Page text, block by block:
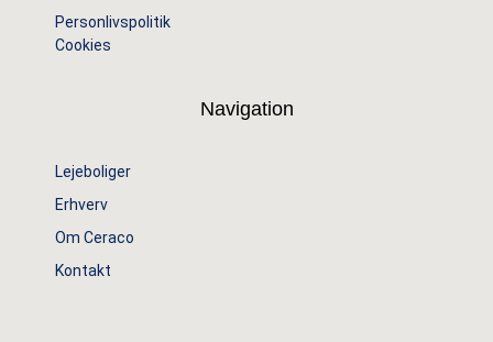
Personlivspolitik
Cookies
Navigation
Lejeboliger
Erhverv
Om Ceraco
Kontakt